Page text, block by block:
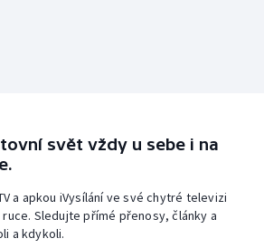
svět vždy u sebe i na
a apkou iVysílání ve své chytré televizi
Sledujte přímé přenosy, články a
a kdykoli.